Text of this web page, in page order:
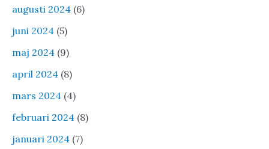
augusti 2024 (6)
juni 2024 (5)
maj 2024 (9)
april 2024 (8)
mars 2024 (4)
februari 2024 (8)
januari 2024 (7)